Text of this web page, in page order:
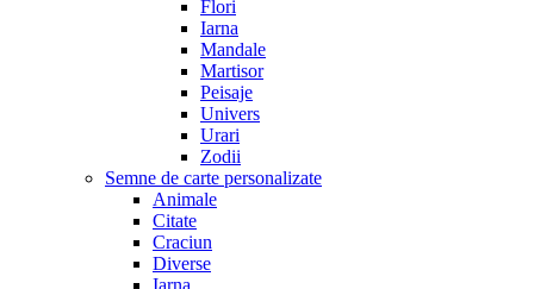
Flori
Iarna
Mandale
Martisor
Peisaje
Univers
Urari
Zodii
Semne de carte personalizate
Animale
Citate
Craciun
Diverse
Iarna